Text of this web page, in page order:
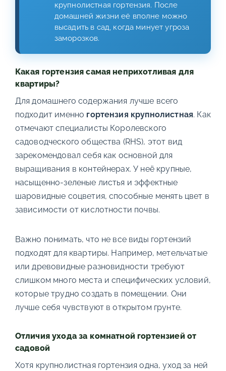
крупнолистная гортензия. После
домашней жизни её вполне можно
высадить в сад, когда минует угроза
заморозков.
Какая гортензия самая неприхотливая для
квартиры?
Для домашнего содержания лучше всего
подходит именно гортензия крупнолистная. Как
отмечают специалисты Королевского
садоводческого общества (RHS), этот вид
зарекомендовал себя как основной для
выращивания в контейнерах. У неё крупные,
насыщенно-зеленые листья и эффектные
шаровидные соцветия, способные менять цвет в
зависимости от кислотности почвы.
Важно понимать, что не все виды гортензий
подходят для квартиры. Например, метельчатые
или древовидные разновидности требуют
слишком много места и специфических условий,
которые трудно создать в помещении. Они
лучше себя чувствуют в открытом грунте.
Отличия ухода за комнатной гортензией от
садовой
Хотя крупнолистная гортензия одна, уход за ней